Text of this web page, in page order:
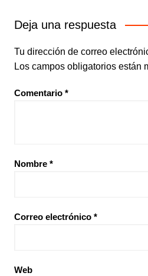
Deja una respuesta
Tu dirección de correo
Los campos obligatorios están
Comentario *
Nombre *
Correo electrónico *
Web